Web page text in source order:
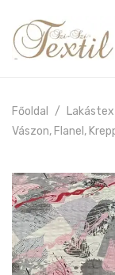
Főoldal
Vászon, Flanel,